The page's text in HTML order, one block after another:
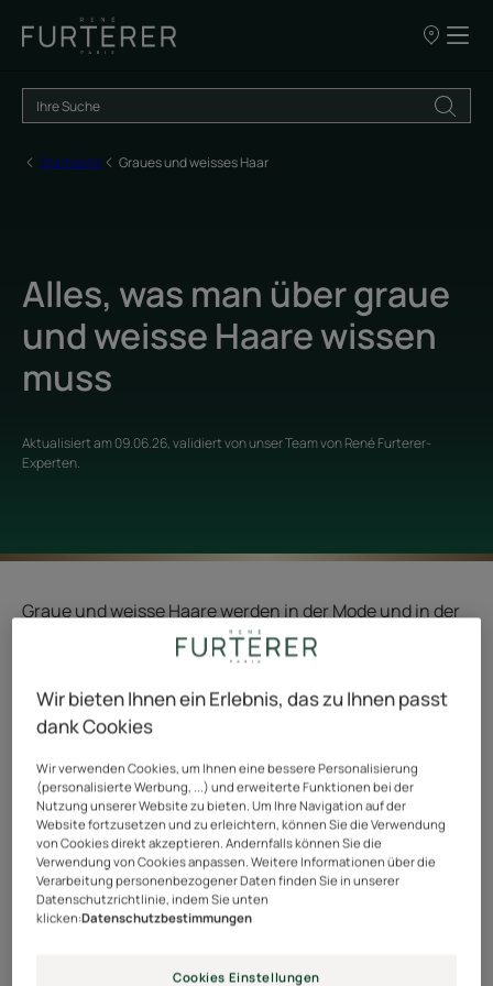
UNSERE
Startseite Graues und weisses Haar
Alles, was man über graue
und weisse Haare wissen
muss
Aktualisiert am09.06.26, validiert vonunser Team von René Furterer-
Experten.
Graue und weisse Haare werden in der Mode und in der
Öffentlichkeit immer beliebter. Einige Prominente
haben diese radikale Entscheidung getroffen und damit
die Bewegung ins Leben gerufen. In ihrem Auftrag
zeigen nun viele Frauen stolz ihr silbernes Haar.
Das natürliche Aufhellen der Haare, auch Canities
genannt, kann durchaus akzeptiert und zumindest
respektiert oder sogar kaschiert werden.
Es wird ziemlich widersprüchlich wahrgenommen:
Einige sehen es als Chance, ihre Reife zu zeigen,
Wir bieten Ihnen ein Erlebnis, das zu Ihnen passt
dank Cookies
Wir verwenden Cookies, um Ihnen eine bessere Personalisierung
(personalisierte Werbung, ...) und erweiterte Funktionen bei der
Nutzung unserer Website zu bieten. Um Ihre Navigation auf der
Website fortzusetzen und zu erleichtern, können Sie die Verwendung
von Cookies direkt akzeptieren. Andernfalls können Sie die
Verwendung von Cookies anpassen. Weitere Informationen über die
Verarbeitung personenbezogener Daten finden Sie in unserer
Datenschutzrichtlinie, indem Sie unten
klicken:Datenschutzbestimmungen
Cookies Einstellungen